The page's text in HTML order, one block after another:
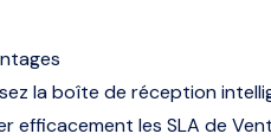
la boîte de réception
efficacement les SLA de